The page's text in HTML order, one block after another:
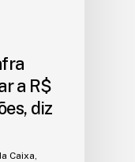
a R$
diz
Caixa,